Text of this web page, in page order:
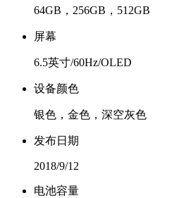
64GB，256GB，512GB
屏幕
6.5英寸/60Hz/OLED
设备颜色
银色，金色，深空灰色
发布日期
2018/9/12
电池容量